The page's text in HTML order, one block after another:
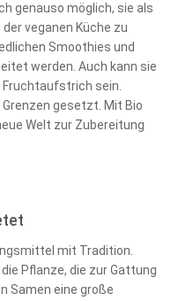
genauso möglich, sie als
veganen Küche zu
Smoothies und
werden. Auch kann sie
sein.
gesetzt. Mit Bio
Welt zur Zubereitung
mit Tradition.
Pflanze, die zur Gattung
Samen eine große